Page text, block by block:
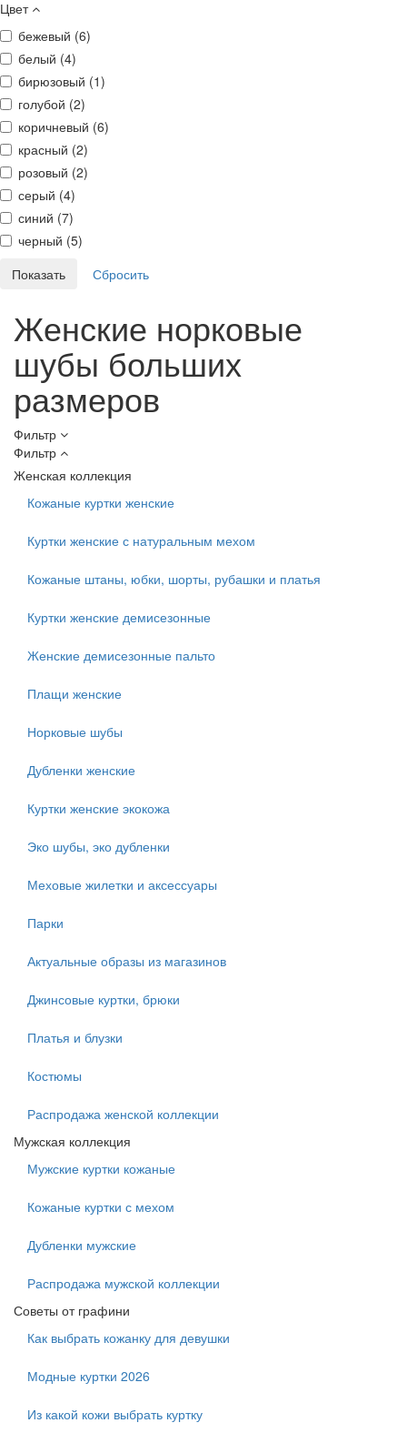
Цвет
бежевый (6)
белый (4)
бирюзовый (1)
голубой (2)
коричневый (6)
красный (2)
розовый (2)
серый (4)
синий (7)
черный (5)
Женские норковые
шубы больших
размеров
Фильтр
Фильтр
Женская коллекция
Кожаные куртки женские
Куртки женские с натуральным мехом
Кожаные штаны, юбки, шорты, рубашки и платья
Куртки женские демисезонные
Женские демисезонные пальто
Плащи женские
Норковые шубы
Дубленки женские
Куртки женские экокожа
Эко шубы, эко дубленки
Меховые жилетки и аксессуары
Парки
Актуальные образы из магазинов
Джинсовые куртки, брюки
Платья и блузки
Костюмы
Распродажа женской коллекции
Мужская коллекция
Мужские куртки кожаные
Кожаные куртки с мехом
Дубленки мужские
Распродажа мужской коллекции
Советы от графини
Как выбрать кожанку для девушки
Модные куртки 2026
Из какой кожи выбрать куртку